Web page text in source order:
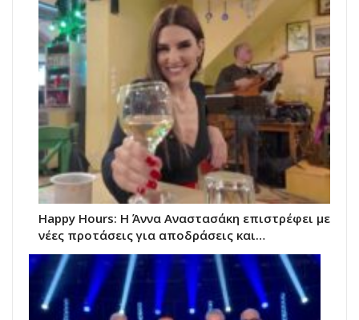
Happy Hours: Η Άννα Αναστασάκη επιστρέφει με
νέες προτάσεις για αποδράσεις και…